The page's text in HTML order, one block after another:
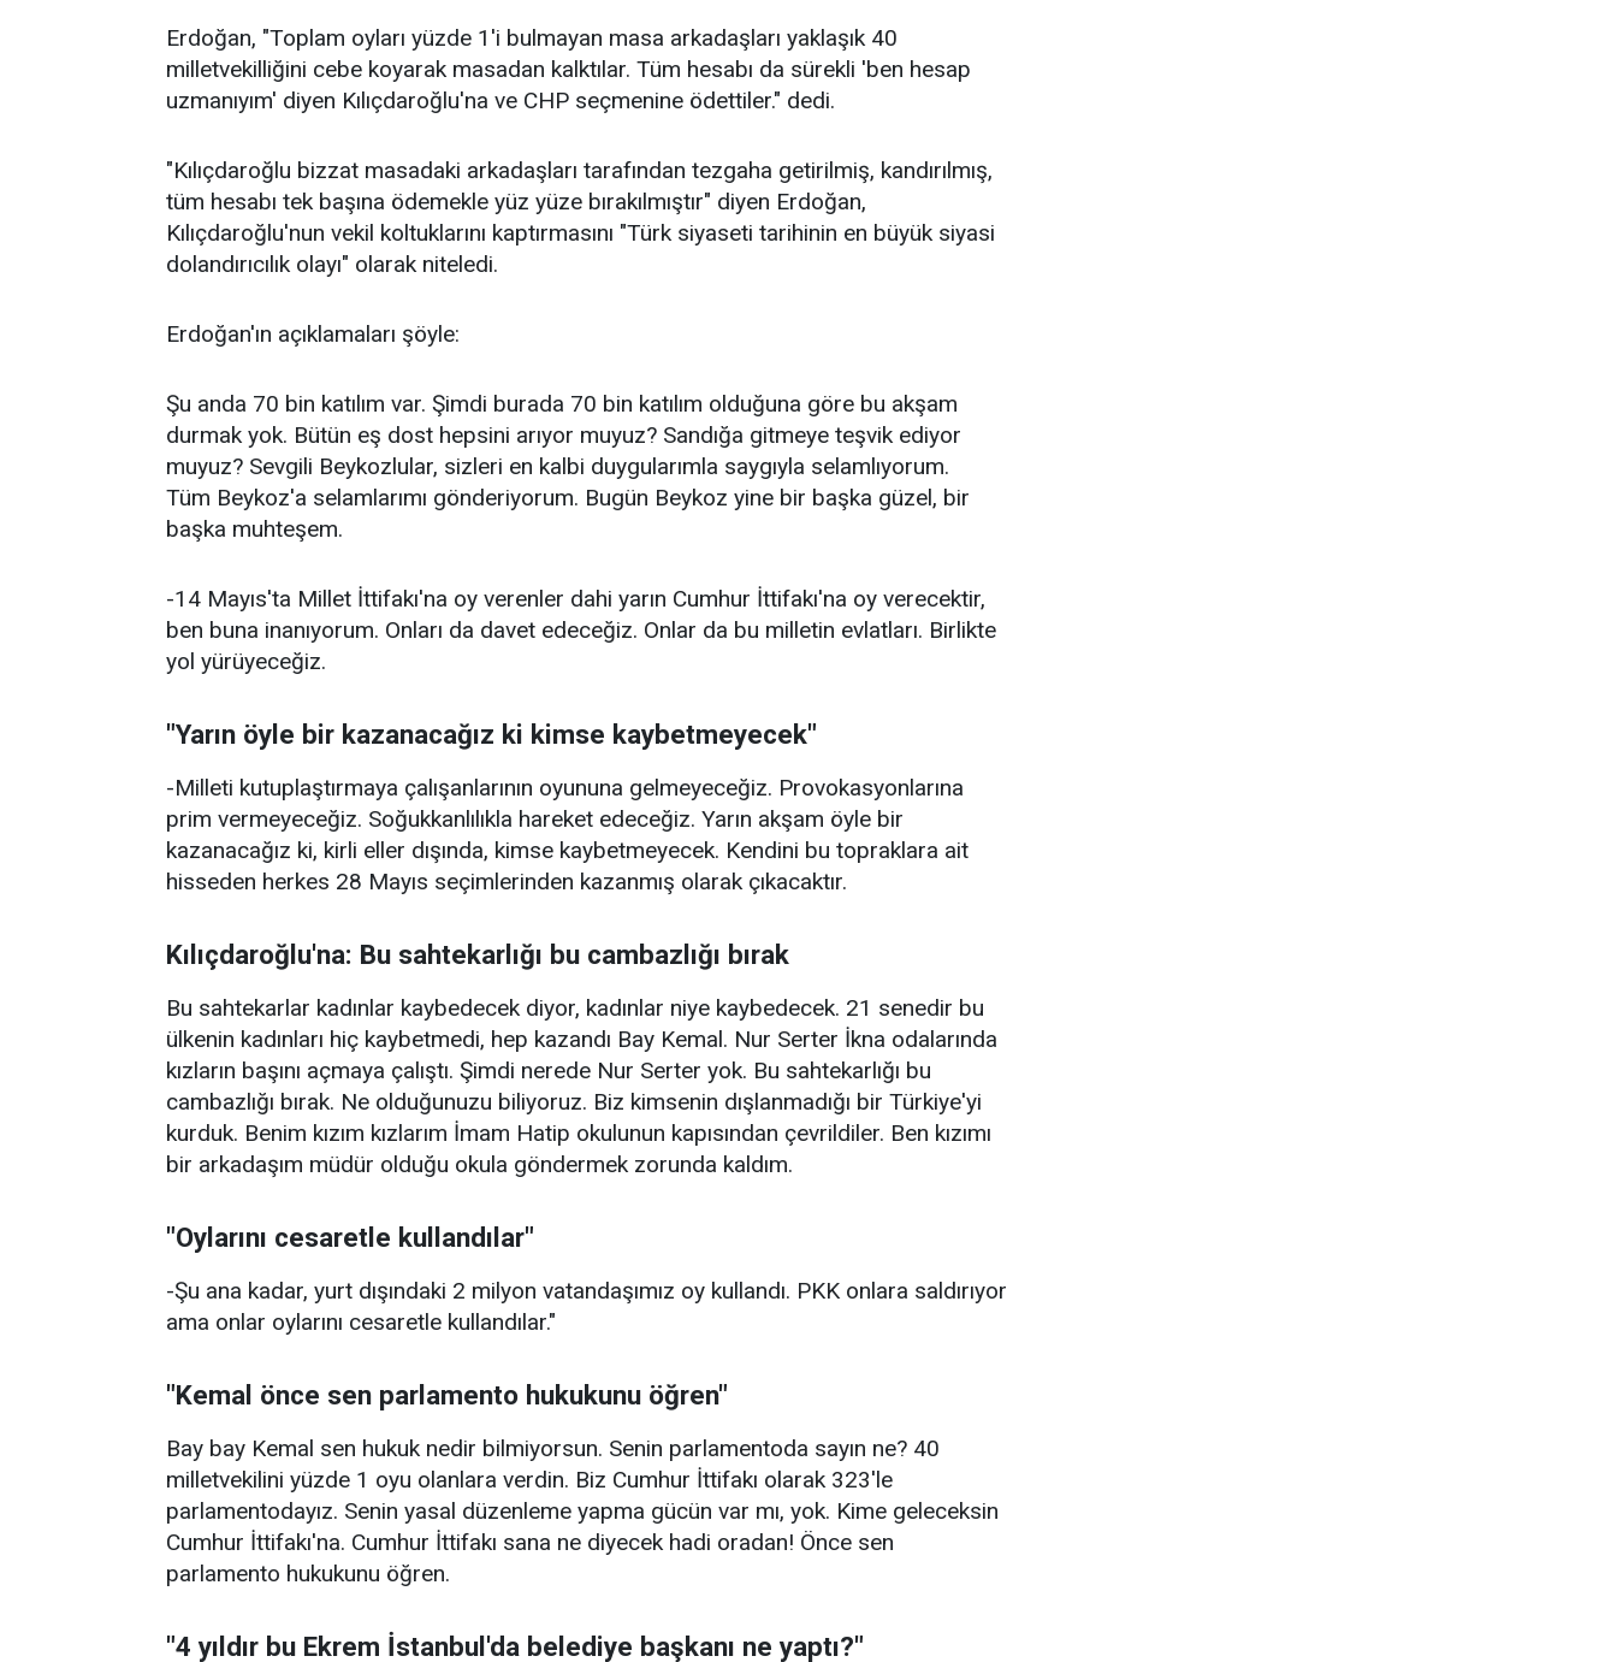
Erdoğan, "Toplam oyları yüzde 1'i bulmayan masa arkadaşları yaklaşık 40
milletvekilliğini cebe koyarak masadan kalktılar. Tüm hesabı da sürekli 'ben hesap
uzmanıyım' diyen Kılıçdaroğlu'na ve CHP seçmenine ödettiler." dedi.
"Kılıçdaroğlu bizzat masadaki arkadaşları tarafından tezgaha getirilmiş, kandırılmış,
tüm hesabı tek başına ödemekle yüz yüze bırakılmıştır" diyen Erdoğan,
Kılıçdaroğlu'nun vekil koltuklarını kaptırmasını "Türk siyaseti tarihinin en büyük siyasi
dolandırıcılık olayı" olarak niteledi.
Erdoğan'ın açıklamaları şöyle:
Şu anda 70 bin katılım var. Şimdi burada 70 bin katılım olduğuna göre bu akşam
durmak yok. Bütün eş dost hepsini arıyor muyuz? Sandığa gitmeye teşvik ediyor
muyuz? Sevgili Beykozlular, sizleri en kalbi duygularımla saygıyla selamlıyorum.
Tüm Beykoz'a selamlarımı gönderiyorum. Bugün Beykoz yine bir başka güzel, bir
başka muhteşem.
-14 Mayıs'ta Millet İttifakı'na oy verenler dahi yarın Cumhur İttifakı'na oy verecektir,
ben buna inanıyorum. Onları da davet edeceğiz. Onlar da bu milletin evlatları. Birlikte
yol yürüyeceğiz.
"Yarın öyle bir kazanacağız ki kimse kaybetmeyecek"
-Milleti kutuplaştırmaya çalışanlarının oyununa gelmeyeceğiz. Provokasyonlarına
prim vermeyeceğiz. Soğukkanlılıkla hareket edeceğiz. Yarın akşam öyle bir
kazanacağız ki, kirli eller dışında, kimse kaybetmeyecek. Kendini bu topraklara ait
hisseden herkes 28 Mayıs seçimlerinden kazanmış olarak çıkacaktır.
Kılıçdaroğlu'na: Bu sahtekarlığı bu cambazlığı bırak
Bu sahtekarlar kadınlar kaybedecek diyor, kadınlar niye kaybedecek. 21 senedir bu
ülkenin kadınları hiç kaybetmedi, hep kazandı Bay Kemal. Nur Serter İkna odalarında
kızların başını açmaya çalıştı. Şimdi nerede Nur Serter yok. Bu sahtekarlığı bu
cambazlığı bırak. Ne olduğunuzu biliyoruz. Biz kimsenin dışlanmadığı bir Türkiye'yi
kurduk. Benim kızım kızlarım İmam Hatip okulunun kapısından çevrildiler. Ben kızımı
bir arkadaşım müdür olduğu okula göndermek zorunda kaldım.
"Oylarını cesaretle kullandılar"
-Şu ana kadar, yurt dışındaki 2 milyon vatandaşımız oy kullandı. PKK onlara saldırıyor
ama onlar oylarını cesaretle kullandılar."
"Kemal önce sen parlamento hukukunu öğren"
Bay bay Kemal sen hukuk nedir bilmiyorsun. Senin parlamentoda sayın ne? 40
milletvekilini yüzde 1 oyu olanlara verdin. Biz Cumhur İttifakı olarak 323'le
parlamentodayız. Senin yasal düzenleme yapma gücün var mı, yok. Kime geleceksin
Cumhur İttifakı'na. Cumhur İttifakı sana ne diyecek hadi oradan! Önce sen
parlamento hukukunu öğren.
"4 yıldır bu Ekrem İstanbul'da belediye başkanı ne yaptı?"